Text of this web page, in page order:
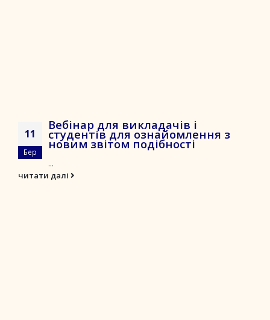
11
Бер
Вебінар для викладачів і
студентів для ознайомлення з
новим звітом подібності
...
читати далі